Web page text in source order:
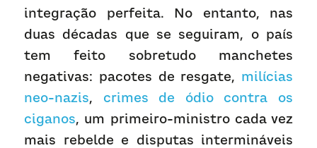
integração perfeita. No entanto, nas
duas décadas que se seguiram, o país
tem feito sobretudo manchetes
negativas: pacotes de resgate, milícias
neo-nazis, crimes de ódio contra os
ciganos, um primeiro-ministro cada vez
mais rebelde e disputas intermináveis